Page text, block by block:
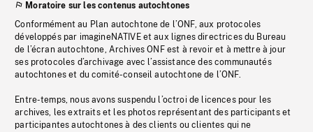
Moratoire sur les contenus autochtones
Conformément au Plan autochtone de l’ONF, aux protocoles
développés par imagineNATIVE et aux lignes directrices du Bureau
de l’écran autochtone, Archives ONF est à revoir et à mettre à jour
ses protocoles d’archivage avec l’assistance des communautés
autochtones et du comité-conseil autochtone de l’ONF.
Entre-temps, nous avons suspendu l’octroi de licences pour les
archives, les extraits et les photos représentant des participants et
participantes autochtones à des clients ou clientes qui ne